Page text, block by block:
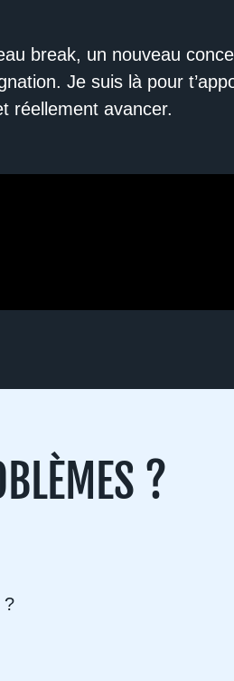
break, un nouveau
Je suis là pour
réellement avancer.
?
?